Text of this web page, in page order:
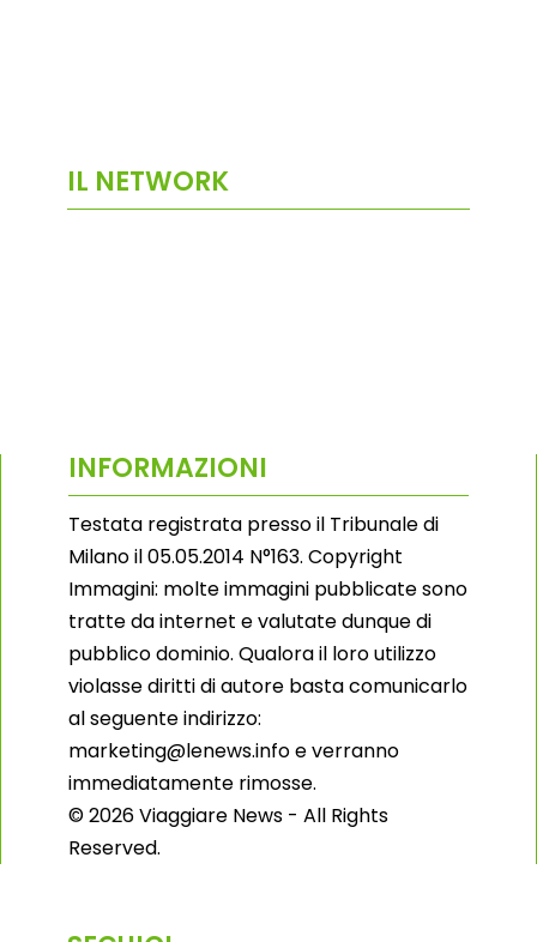
IL NETWORK
INFORMAZIONI
Testata registrata presso il Tribunale di
Milano il 05.05.2014 N°163. Copyright
Immagini: molte immagini pubblicate sono
tratte da internet e valutate dunque di
pubblico dominio. Qualora il loro utilizzo
violasse diritti di autore basta comunicarlo
al seguente indirizzo:
marketing@lenews.info e verranno
immediatamente rimosse.
© 2026 Viaggiare News - All Rights
Reserved.